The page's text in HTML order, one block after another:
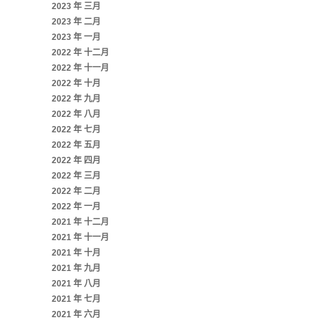
2023 年 三月
2023 年 二月
2023 年 一月
2022 年 十二月
2022 年 十一月
2022 年 十月
2022 年 九月
2022 年 八月
2022 年 七月
2022 年 五月
2022 年 四月
2022 年 三月
2022 年 二月
2022 年 一月
2021 年 十二月
2021 年 十一月
2021 年 十月
2021 年 九月
2021 年 八月
2021 年 七月
2021 年 六月